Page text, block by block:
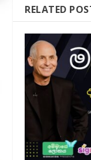
RELATED